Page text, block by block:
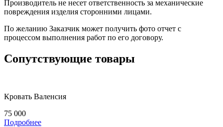
Производитель не несет ответственность за механические
повреждения изделия сторонними лицами.
По желанию Заказчик может получить фото отчет с
процессом выполнения работ по его договору.
Сопутствующие товары
Кровать Валенсия
75 000
Подробнее